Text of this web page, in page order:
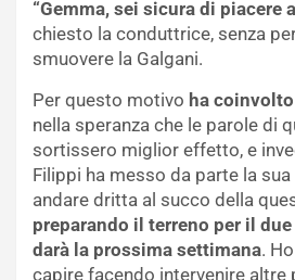
“Gemma, sei sicura di piacere
chiesto la conduttrice, senza
smuovere la Galgani.
Per questo motivo ha
nella speranza che le parole di
sortissero miglior effetto, e
Filippi ha messo da parte la
andare dritta al succo della
preparando il terreno per il
darà la prossima settimana.
capire facendo intervenire altre